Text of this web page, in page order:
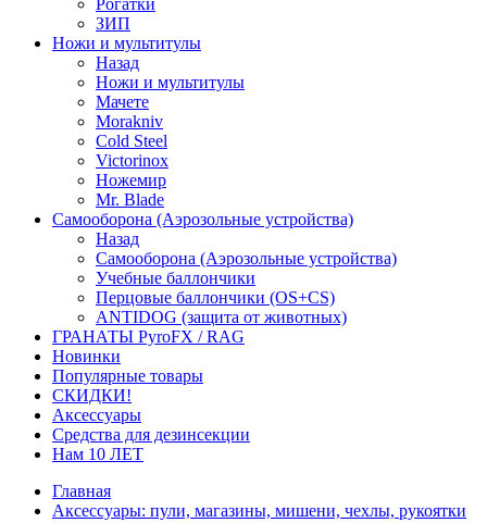
Рогатки
ЗИП
Ножи и мультитулы
Назад
Ножи и мультитулы
Мачете
Morakniv
Cold Steel
Victorinox
Ножемир
Mr. Blade
Самооборона (Аэрозольные устройства)
Назад
Самооборона (Аэрозольные устройства)
Учебные баллончики
Перцовые баллончики (OS+CS)
ANTIDOG (защита от животных)
ГРАНАТЫ PyroFX / RAG
Новинки
Популярные товары
СКИДКИ!
Аксессуары
Средства для дезинсекции
Нам 10 ЛЕТ
Главная
Аксессуары: пули, магазины, мишени, чехлы, рукоятки